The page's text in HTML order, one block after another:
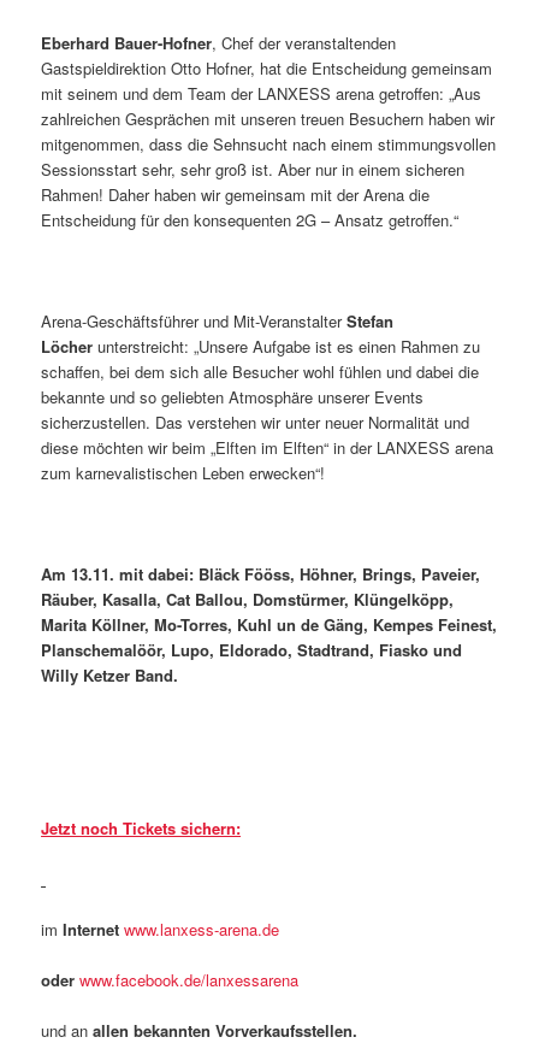
Eberhard Bauer-Hofner, Chef der veranstaltenden
Gastspieldirektion Otto Hofner, hat die Entscheidung gemeinsam
mit seinem und dem Team der LANXESS arena getroffen: „Aus
zahlreichen Gesprächen mit unseren treuen Besuchern haben wir
mitgenommen, dass die Sehnsucht nach einem stimmungsvollen
Sessionsstart sehr, sehr groß ist. Aber nur in einem sicheren
Rahmen! Daher haben wir gemeinsam mit der Arena die
Entscheidung für den konsequenten 2G – Ansatz getroffen.“
Arena-Geschäftsführer und Mit-VeranstalterStefan
Löcher unterstreicht: „Unsere Aufgabe ist es einen Rahmen zu
schaffen, bei dem sich alle Besucher wohl fühlen und dabei die
bekannte und so geliebten Atmosphäre unserer Events
sicherzustellen. Das verstehen wir unter neuer Normalität und
diese möchten wir beim „Elften im Elften“ in der LANXESS arena
zum karnevalistischen Leben erwecken“!
Am 13.11. mit dabei: Bläck Fööss, Höhner, Brings, Paveier,
Räuber, Kasalla, Cat Ballou, Domstürmer, Klüngelköpp,
Marita Köllner, Mo-Torres, Kuhl un de Gäng, Kempes Feinest,
Planschemalöör, Lupo, Eldorado, Stadtrand, Fiasko und
Willy Ketzer Band.
Jetzt noch Tickets sichern:
im Internetwww.lanxess-arena.de
oderwww.facebook.de/lanxessarena
und an allen bekannten Vorverkaufsstellen.